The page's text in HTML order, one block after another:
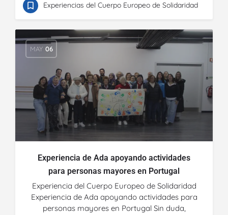
Experiencias del Cuerpo Europeo de Solidaridad
MAY 06
Experiencia de Ada apoyando actividades
para personas mayores en Portugal
Experiencia del Cuerpo Europeo de Solidaridad
Experiencia de Ada apoyando actividades para
personas mayores en Portugal Sin duda,